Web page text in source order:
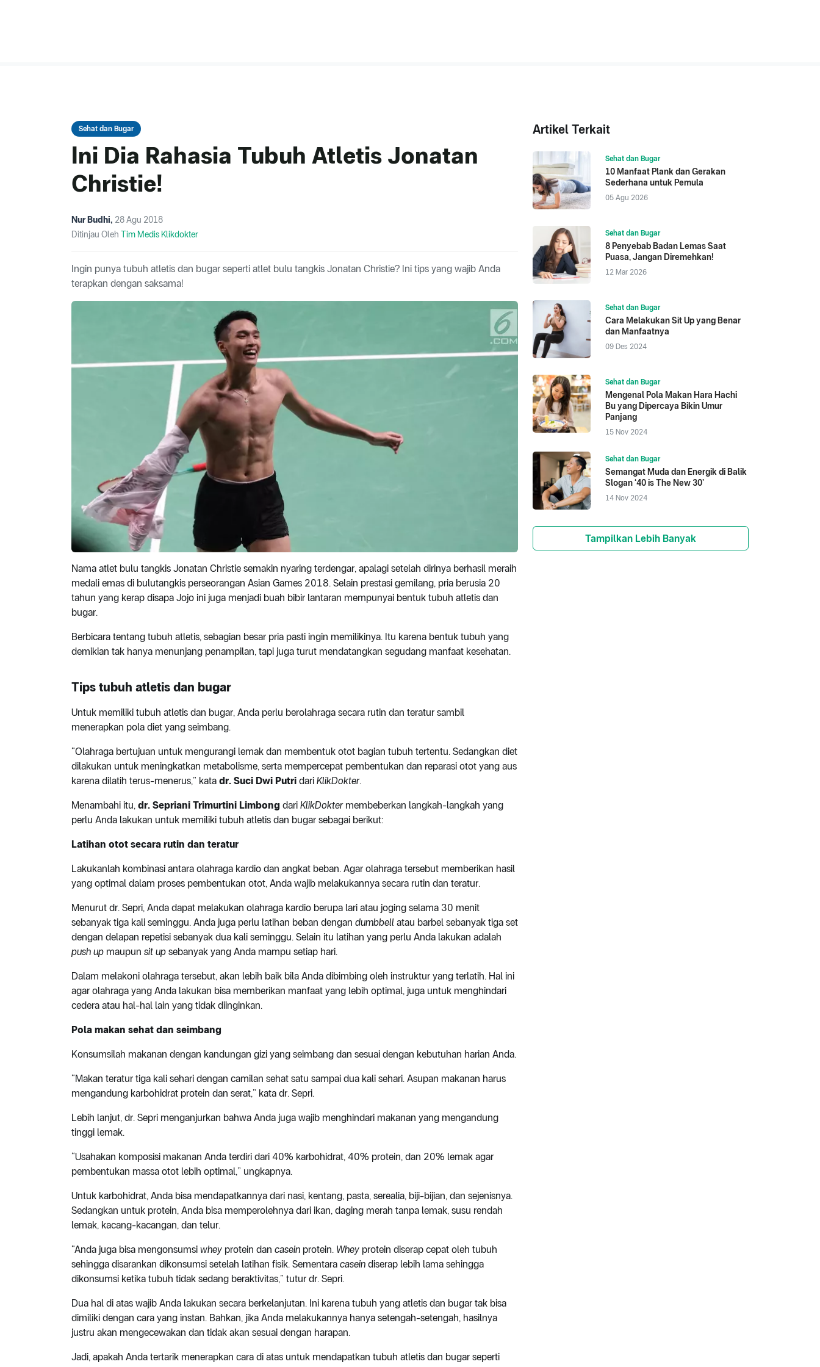
Sehat dan Bugar
Ini Dia Rahasia Tubuh Atletis Jonatan
Christie!
Nur Budhi, 28 Agu 2018
Ditinjau Oleh Tim Medis Klikdokter
Ingin punya tubuh atletis dan bugar seperti atlet bulu tangkis Jonatan Christie? Ini tips yang wajib Anda
terapkan dengan saksama!
Nama atlet bulu tangkis Jonatan Christie semakin nyaring terdengar, apalagi setelah dirinya berhasil meraih
medali emas di bulutangkis perseorangan Asian Games 2018. Selain prestasi gemilang, pria berusia 20
tahun yang kerap disapa Jojo ini juga menjadi buah bibir lantaran mempunyai bentuk tubuh atletis dan
bugar.
Berbicara tentang tubuh atletis, sebagian besar pria pasti ingin memilikinya. Itu karena bentuk tubuh yang
demikian tak hanya menunjang penampilan, tapi juga turut mendatangkan segudang manfaat kesehatan.
Tips tubuh atletis dan bugar
Untuk memiliki tubuh atletis dan bugar, Anda perlu berolahraga secara rutin dan teratur sambil
menerapkan pola diet yang seimbang.
“Olahraga bertujuan untuk mengurangi lemak dan membentuk otot bagian tubuh tertentu. Sedangkan diet
dilakukan untuk meningkatkan metabolisme, serta mempercepat pembentukan dan reparasi otot yang aus
karena dilatih terus-menerus,” kata dr. Suci Dwi Putri dari KlikDokter.
Menambahi itu, dr. Sepriani Trimurtini Limbong dari KlikDokter membeberkan langkah-langkah yang
perlu Anda lakukan untuk memiliki tubuh atletis dan bugar sebagai berikut:
Latihan otot secara rutin dan teratur
Lakukanlah kombinasi antara olahraga kardio dan angkat beban. Agar olahraga tersebut memberikan hasil
yang optimal dalam proses pembentukan otot, Anda wajib melakukannya secara rutin dan teratur.
Menurut dr. Sepri, Anda dapat melakukan olahraga kardio berupa lari atau joging selama 30 menit
sebanyak tiga kali seminggu. Anda juga perlu latihan beban dengan dumbbell atau barbel sebanyak tiga set
dengan delapan repetisi sebanyak dua kali seminggu. Selain itu latihan yang perlu Anda lakukan adalah
push up maupun sit up sebanyak yang Anda mampu setiap hari.
Dalam melakoni olahraga tersebut, akan lebih baik bila Anda dibimbing oleh instruktur yang terlatih. Hal ini
agar olahraga yang Anda lakukan bisa memberikan manfaat yang lebih optimal, juga untuk menghindari
cedera atau hal-hal lain yang tidak diinginkan.
Pola makan sehat dan seimbang
Konsumsilah makanan dengan kandungan gizi yang seimbang dan sesuai dengan kebutuhan harian Anda.
“Makan teratur tiga kali sehari dengan camilan sehat satu sampai dua kali sehari. Asupan makanan harus
mengandung karbohidrat protein dan serat,” kata dr. Sepri.
Lebih lanjut, dr. Sepri menganjurkan bahwa Anda juga wajib menghindari makanan yang mengandung
tinggi lemak.
“Usahakan komposisi makanan Anda terdiri dari 40% karbohidrat, 40% protein, dan 20% lemak agar
pembentukan massa otot lebih optimal,” ungkapnya.
Untuk karbohidrat, Anda bisa mendapatkannya dari nasi, kentang, pasta, serealia, biji-bijian, dan sejenisnya.
Sedangkan untuk protein, Anda bisa memperolehnya dari ikan, daging merah tanpa lemak, susu rendah
lemak, kacang-kacangan, dan telur.
“Anda juga bisa mengonsumsi whey protein dan casein protein. Whey protein diserap cepat oleh tubuh
sehingga disarankan dikonsumsi setelah latihan fisik. Sementara casein diserap lebih lama sehingga
dikonsumsi ketika tubuh tidak sedang beraktivitas,” tutur dr. Sepri.
Dua hal di atas wajib Anda lakukan secara berkelanjutan. Ini karena tubuh yang atletis dan bugar tak bisa
dimiliki dengan cara yang instan. Bahkan, jika Anda melakukannya hanya setengah-setengah, hasilnya
justru akan mengecewakan dan tidak akan sesuai dengan harapan.
Jadi, apakah Anda tertarik menerapkan cara di atas untuk mendapatkan tubuh atletis dan bugar seperti
Artikel Terkait
Sehat dan Bugar
10 Manfaat Plank dan Gerakan
Sederhana untuk Pemula
05 Agu 2026
Sehat dan Bugar
8 Penyebab Badan Lemas Saat
Puasa, Jangan Diremehkan!
12 Mar 2026
Sehat dan Bugar
Cara Melakukan Sit Up yang Benar
dan Manfaatnya
09 Des 2024
Sehat dan Bugar
Mengenal Pola Makan Hara Hachi
Bu yang Dipercaya Bikin Umur
Panjang
15 Nov 2024
Sehat dan Bugar
Semangat Muda dan Energik di Balik
Slogan ‘40 is The New 30’
14 Nov 2024
Tampilkan Lebih Banyak